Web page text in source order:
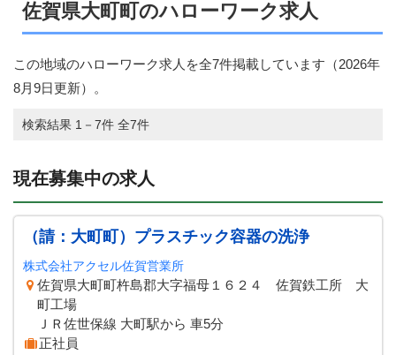
佐賀県大町町のハローワーク求人
この地域のハローワーク求人を全7件掲載しています（2026年
8月9日更新）。
検索結果 1－7件 全7件
現在募集中の求人
（請：大町町）プラスチック容器の洗浄
株式会社アクセル佐賀営業所
佐賀県大町町杵島郡大字福母１６２４ 佐賀鉄工所 大
町工場
ＪＲ佐世保線 大町駅から 車5分
正社員